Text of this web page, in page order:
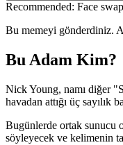
Recommended: Face
Bu memeyi gönderdiniz.
Bu Adam Kim?
Nick Young, namı diğer
havadan attığı üç sayılık
Bugünlerde ortak sunucu
söyleyecek ve kelimenin